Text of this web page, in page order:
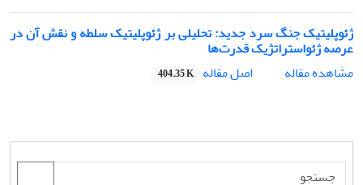
ژئوپلیتیک جنگ سرد جدید: تحلیلی بر ژئوپلیتیک سلطه و نقش آن در
عرصه ژئواستراتژیک قدرت‌ها
مشاهده مقاله
اصل مقاله 404.35 K